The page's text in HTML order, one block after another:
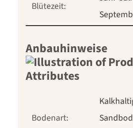
Blütezeit:
Anbauhinweise
Bodenart: